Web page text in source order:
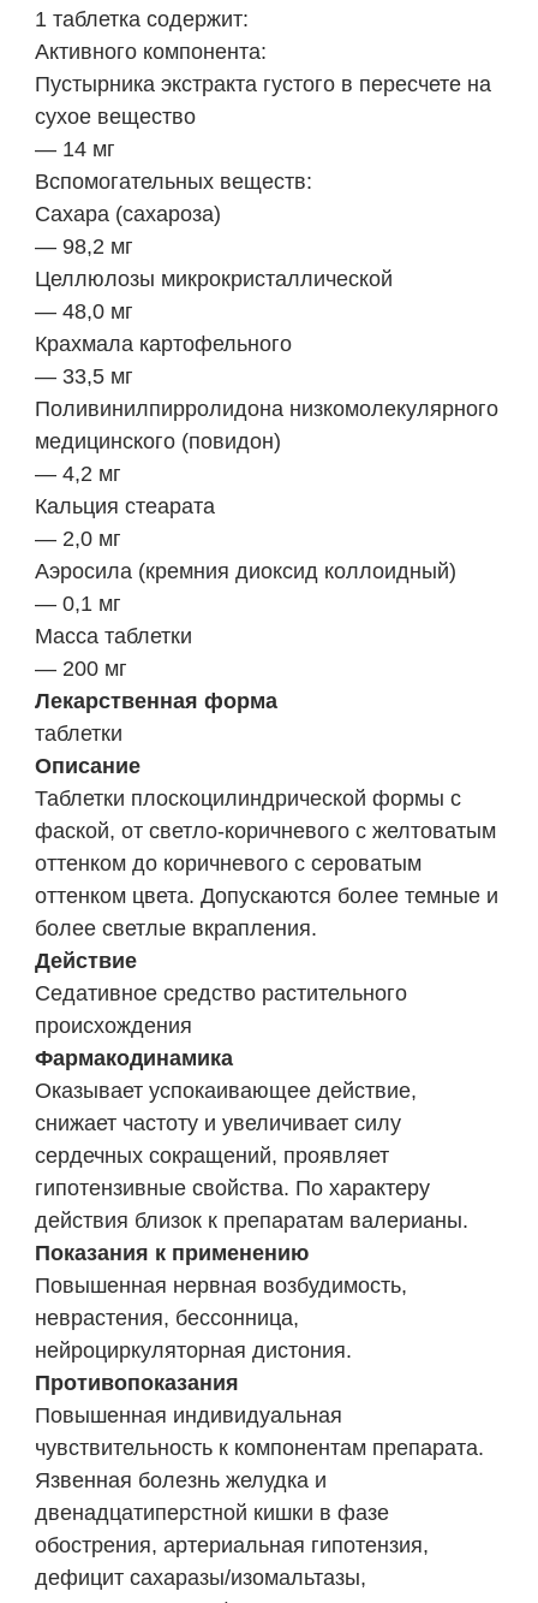
1 таблетка содержит:
Активного компонента:
Пустырника экстракта густого в пересчете на
сухое вещество
— 14 мг
Вспомогательных веществ:
Сахара (сахароза)
— 98,2 мг
Целлюлозы микрокристаллической
— 48,0 мг
Крахмала картофельного
— 33,5 мг
Поливинилпирролидона низкомолекулярного
медицинского (повидон)
— 4,2 мг
Кальция стеарата
— 2,0 мг
Аэросила (кремния диоксид коллоидный)
— 0,1 мг
Масса таблетки
— 200 мг
Лекарственная форма
таблетки
Описание
Таблетки плоскоцилиндрической формы с
фаской, от светло-коричневого с желтоватым
оттенком до коричневого с сероватым
оттенком цвета. Допускаются более темные и
более светлые вкрапления.
Действие
Седативное средство растительного
происхождения
Фармакодинамика
Оказывает успокаивающее действие,
снижает частоту и увеличивает силу
сердечных сокращений, проявляет
гипотензивные свойства. По характеру
действия близок к препаратам валерианы.
Показания к применению
Повышенная нервная возбудимость,
неврастения, бессонница,
нейроциркуляторная дистония.
Противопоказания
Повышенная индивидуальная
чувствительность к компонентам препарата.
Язвенная болезнь желудка и
двенадцатиперстной кишки в фазе
обострения, артериальная гипотензия,
дефицит сахаразы/изомальтазы,